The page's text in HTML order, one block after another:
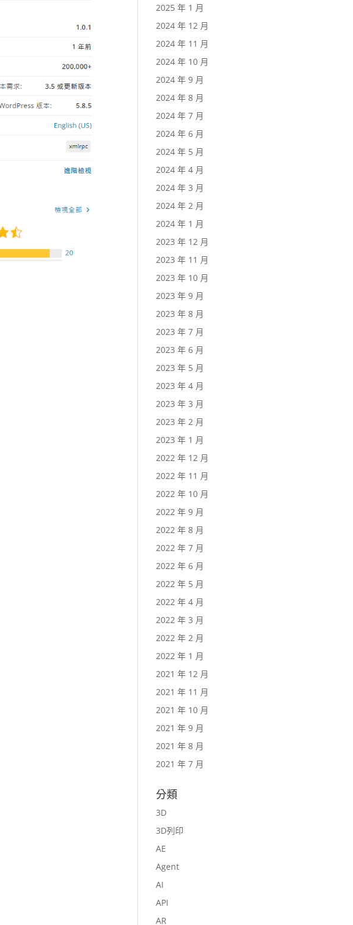
2025 年 1 月
2024 年 12 月
2024 年 11 月
2024 年 10 月
2024 年 9 月
2024 年 8 月
2024 年 7 月
2024 年 6 月
2024 年 5 月
2024 年 4 月
2024 年 3 月
2024 年 2 月
2024 年 1 月
2023 年 12 月
2023 年 11 月
2023 年 10 月
2023 年 9 月
2023 年 8 月
2023 年 7 月
2023 年 6 月
2023 年 5 月
2023 年 4 月
2023 年 3 月
2023 年 2 月
2023 年 1 月
2022 年 12 月
2022 年 11 月
2022 年 10 月
2022 年 9 月
2022 年 8 月
2022 年 7 月
2022 年 6 月
2022 年 5 月
2022 年 4 月
2022 年 3 月
2022 年 2 月
2022 年 1 月
2021 年 12 月
2021 年 11 月
2021 年 10 月
2021 年 9 月
2021 年 8 月
2021 年 7 月
分類
3D
3D列印
AE
Agent
AI
API
AR